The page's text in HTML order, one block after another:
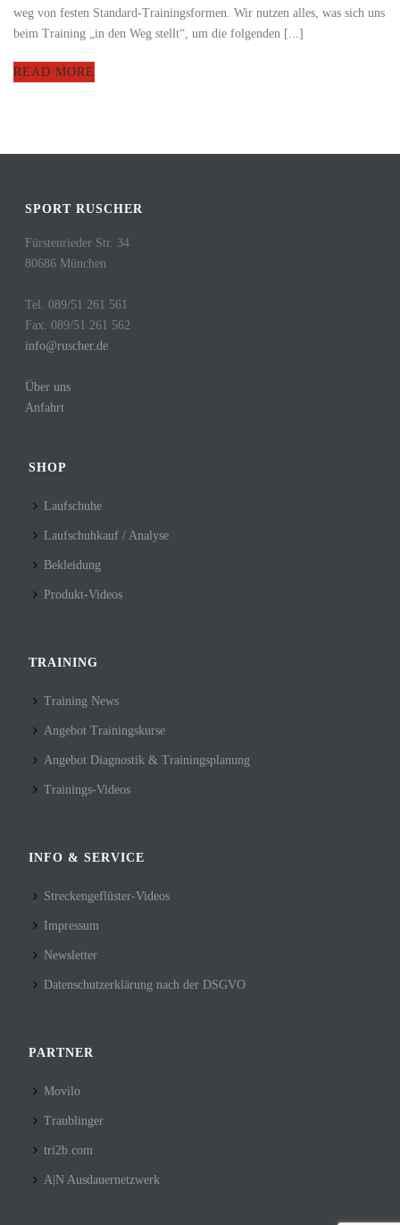
weg von festen Standard-Trainingsformen. Wir nutzen alles, was sich uns
beim Training „in den Weg stellt“, um die folgenden [...]
READ MORE
SPORT RUSCHER
Fürstenrieder Str. 34
80686 München
Tel. 089/51 261 561
Fax. 089/51 261 562
info@ruscher.de
Über uns
Anfahrt
SHOP
Laufschuhe
Laufschuhkauf / Analyse
Bekleidung
Produkt-Videos
TRAINING
Training News
Angebot Trainingskurse
Angebot Diagnostik & Trainingsplanung
Trainings-Videos
INFO & SERVICE
Streckengeflüster-Videos
Impressum
Newsletter
Datenschutzerklärung nach der DSGVO
PARTNER
Movilo
Traublinger
tri2b.com
A|N Ausdauernetzwerk